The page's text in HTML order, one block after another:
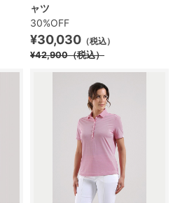
ャツ
30%OFF
¥30,030 （税込）
¥42,900（税込）